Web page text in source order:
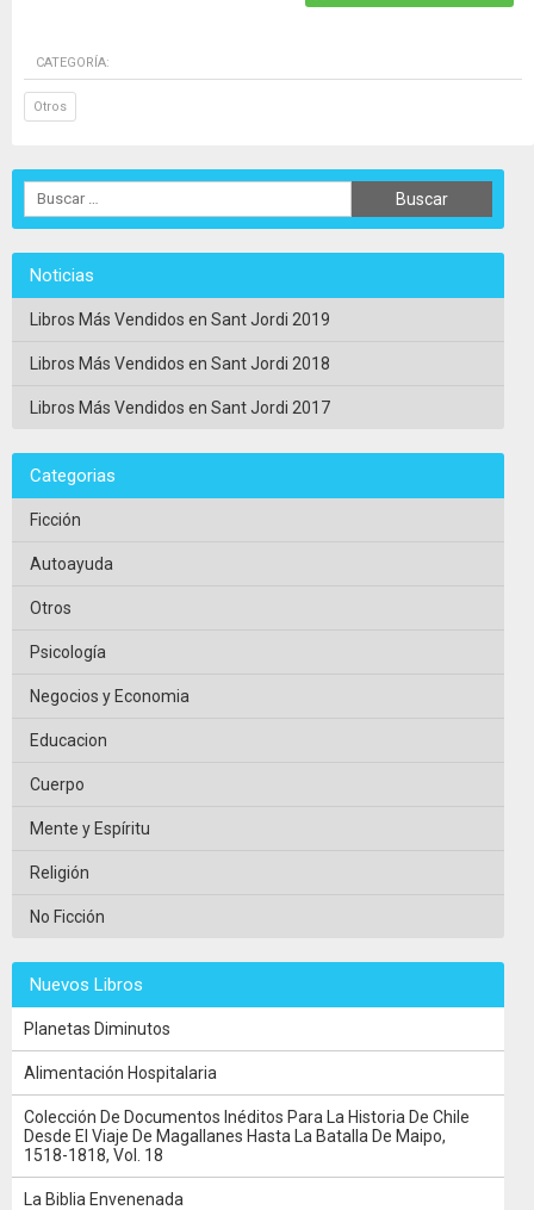
CATEGORÍA:
Otros
Noticias
Libros Más Vendidos en Sant Jordi 2019
Libros Más Vendidos en Sant Jordi 2018
Libros Más Vendidos en Sant Jordi 2017
Categorias
Ficción
Autoayuda
Otros
Psicología
Negocios y Economia
Educacion
Cuerpo
Mente y Espíritu
Religión
No Ficción
Nuevos Libros
Planetas Diminutos
Alimentación Hospitalaria
Colección De Documentos Inéditos Para La Historia De Chile
Desde El Viaje De Magallanes Hasta La Batalla De Maipo,
1518-1818, Vol. 18
La Biblia Envenenada